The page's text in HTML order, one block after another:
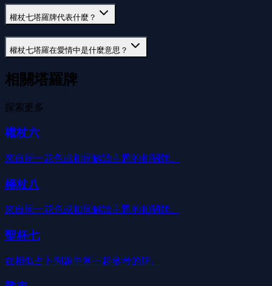
權杖七塔羅牌代表什麼？
權杖七塔羅在愛情中是什麼意思？
相關塔羅牌
探索更多
權杖六
來自同一花色或相同解讀主題的相關牌。
權杖八
來自同一花色或相同解讀主題的相關牌。
聖杯七
在相似占卜問題中常一起參考的牌。